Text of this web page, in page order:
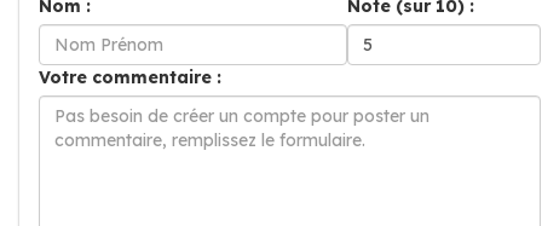
Nom :
Note (sur 10) :
Votre commentaire :